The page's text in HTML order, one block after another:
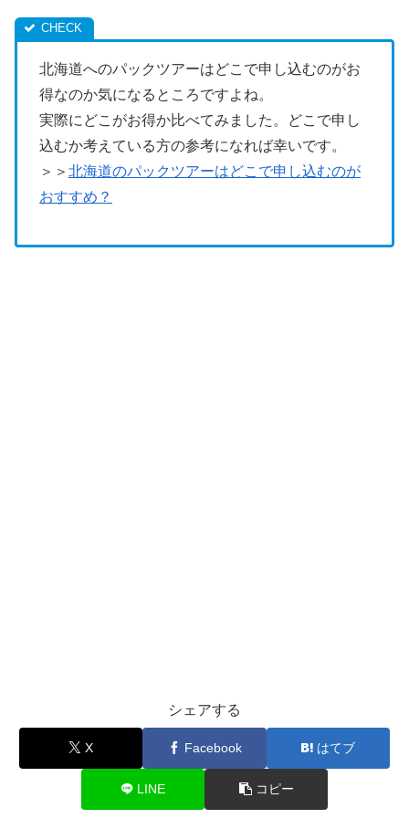
北海道へのパックツアーはどこで申し込むのがお
得なのか気になるところですよね。
実際にどこがお得か比べてみました。どこで申し
込むか考えている方の参考になれば幸いです。
＞＞ 北海道のパックツアーはどこで申し込むのが
おすすめ？
シェアする
X Facebook はてブ
LINE コピー